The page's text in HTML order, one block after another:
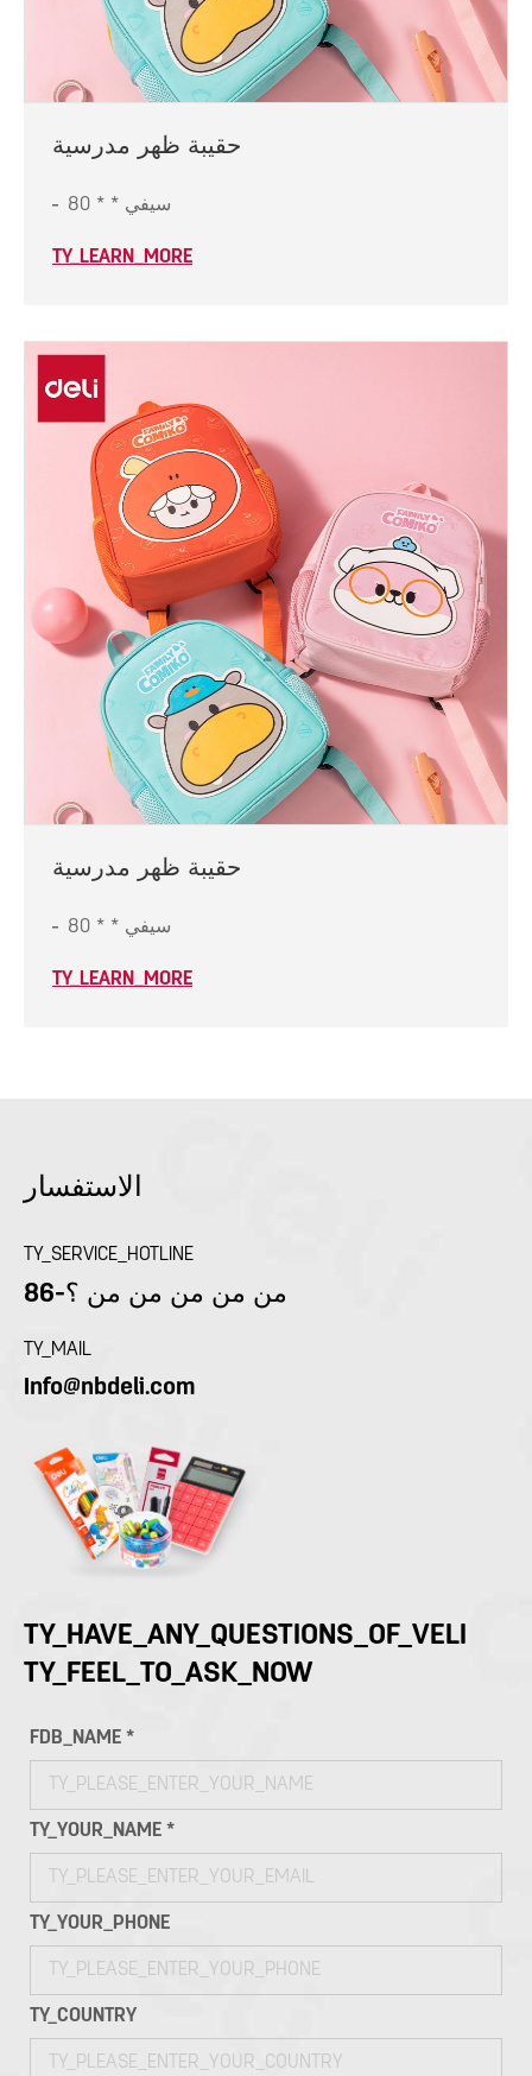
حقيبة ظهر مدرسية
سيفي * * 80
TY_LEARN_MORE
حقيبة ظهر مدرسية
سيفي * * 80
TY_LEARN_MORE
الاستفسار
TY_SERVICE_HOTLINE
86-من من من من من ؟
TY_MAIL
Info@nbdeli.com
TY_HAVE_ANY_QUESTIONS_OF_VELI
TY_FEEL_TO_ASK_NOW
FDB_NAME *
TY_YOUR_NAME *
TY_YOUR_PHONE
TY_COUNTRY